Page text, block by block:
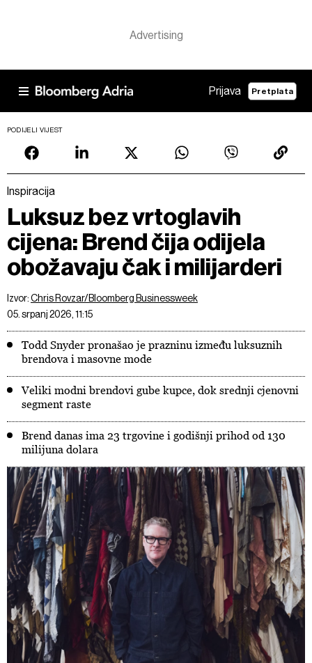
Prijava Pretplata
PODIJELI VIJEST
Inspiracija
Luksuz bez vrtoglavih
cijena: Brend čija odijela
obožavaju čak i milijarderi
Izvor:Chris Rovzar/Bloomberg Businessweek
05. srpanj 2026, 11:15
Todd Snyder pronašao je prazninu između luksuznih
brendova i masovne mode
Veliki modni brendovi gube kupce, dok srednji cjenovni
segment raste
Brend danas ima 23 trgovine i godišnji prihod od 130
milijuna dolara